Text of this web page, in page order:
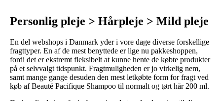
Personlig pleje > Hårpleje > Mild pleje
En del webshops i Danmark yder i vore dage diverse forskellige
fragttyper. En af de mest benyttede er lige nu pakkeshoppen,
fordi det er ekstremt fleksibelt at kunne hente de købte produkter
på et selvvalgt tidspunkt. Fragtmuligheden er jo virkelig nem,
samt mange gange desuden den mest letkøbte form for fragt ved
køb af Beauté Pacifique Shampoo til normalt og tørt hår 200 ml.